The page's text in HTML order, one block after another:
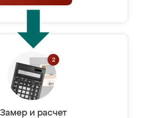
Замер и расчет